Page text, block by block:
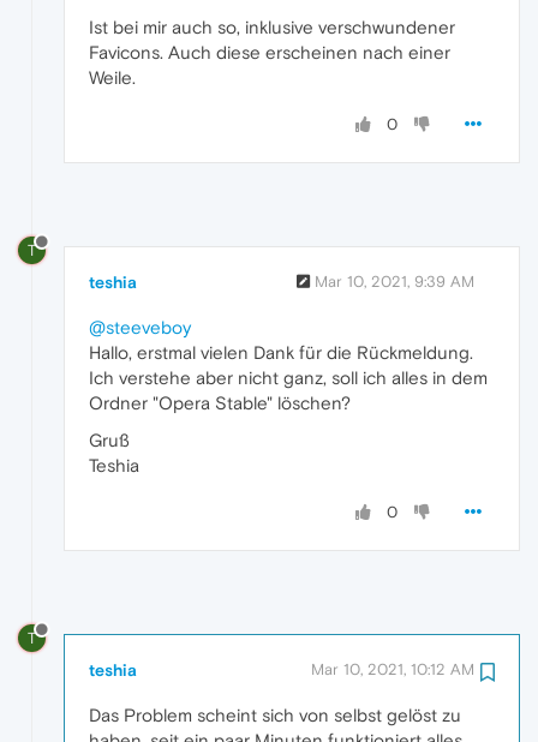
Ist bei mir auch so, inklusive verschwundener
Favicons. Auch diese erscheinen nach einer
Weile.
0
T
teshia Mar 10, 2021, 9:39 AM
@steeveboy
Hallo, erstmal vielen Dank für die Rückmeldung.
Ich verstehe aber nicht ganz, soll ich alles in dem
Ordner "Opera Stable" löschen?
Gruß
Teshia
0
T
teshia Mar 10, 2021, 10:12 AM
Das Problem scheint sich von selbst gelöst zu